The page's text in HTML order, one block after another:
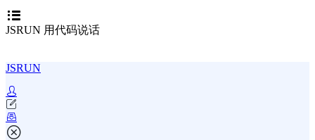
JSRUN 用代码说话
JSRUN